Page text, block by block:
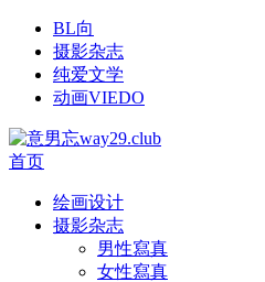
BL向
摄影杂志
纯爱文学
动画VIEDO
首页
绘画设计
摄影杂志
男性寫真
女性寫真